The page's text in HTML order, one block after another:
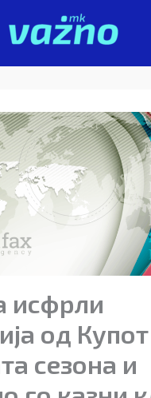
исфрли
од Купот
сезона и